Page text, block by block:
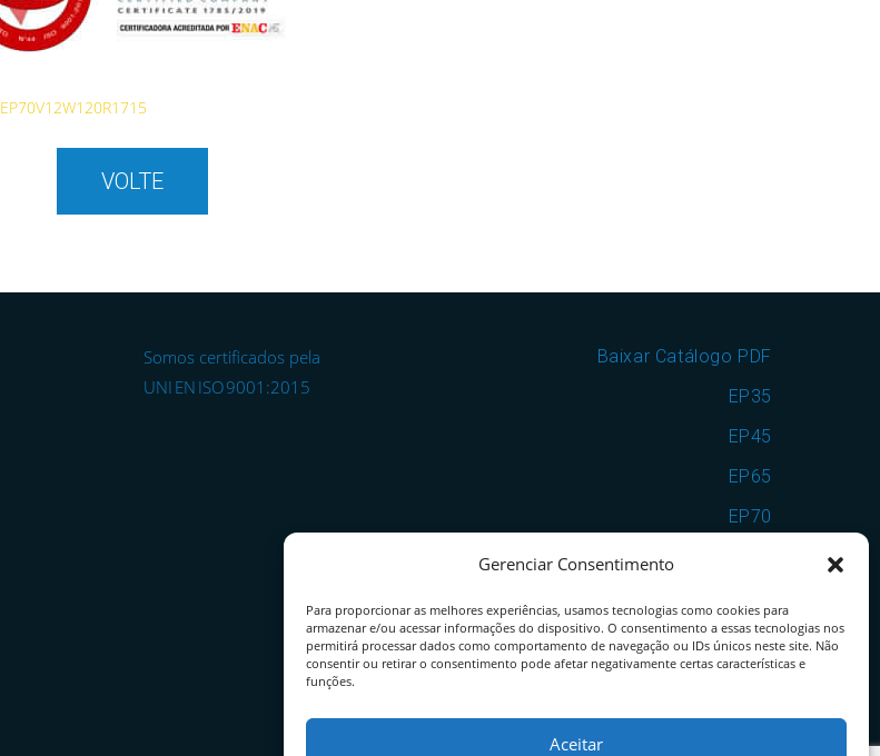
Gerenciar Consentimento
Para proporcionar as melhores experiências, usamos tecnologias como cookies para
armazenar e/ou acessar informações do dispositivo. O consentimento a essas tecnologias nos
permitirá processar dados como comportamento de navegação ou IDs únicos neste site. Não
consentir ou retirar o consentimento pode afetar negativamente certas características e
funções.
Aceitar
EP70V12W120R1715
VOLTE
Somos certificados pela
UNI EN ISO 9001:2015
Baixar Catálogo PDF
EP35
EP45
EP65
EP70
VSF35
VSF35EP70